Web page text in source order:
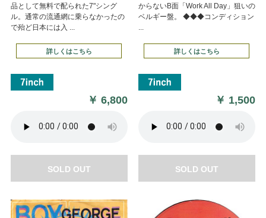
品として無料で配られた7"シング
ル。通常の流通網に乗らなかったの
で殆ど日本には入 ...
詳しくはこちら
￥6,800
SOLD OUT
からないB面「Work All Day」狙いの
ベルギー盤。 ◆◆◆コンディション
...
詳しくはこちら
￥ 1,500
SOLD OUT